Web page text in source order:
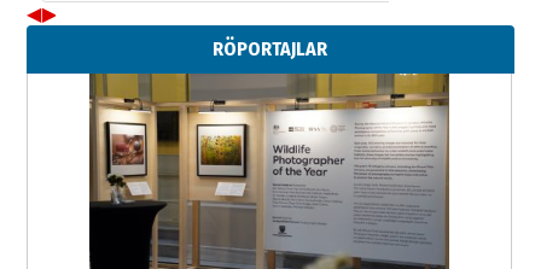
Neşat YALÇIN
Paranın Aile Kültüründeki Yeri
03 Ağustos 2026 Pazartesi
Yıldırım Gündoğdu
HAVVA’NIN ÜÇ KIZI
09 Temmuz 2026 Perşembe
Yusuf POLAT
◀▶
RÖPORTAJLAR